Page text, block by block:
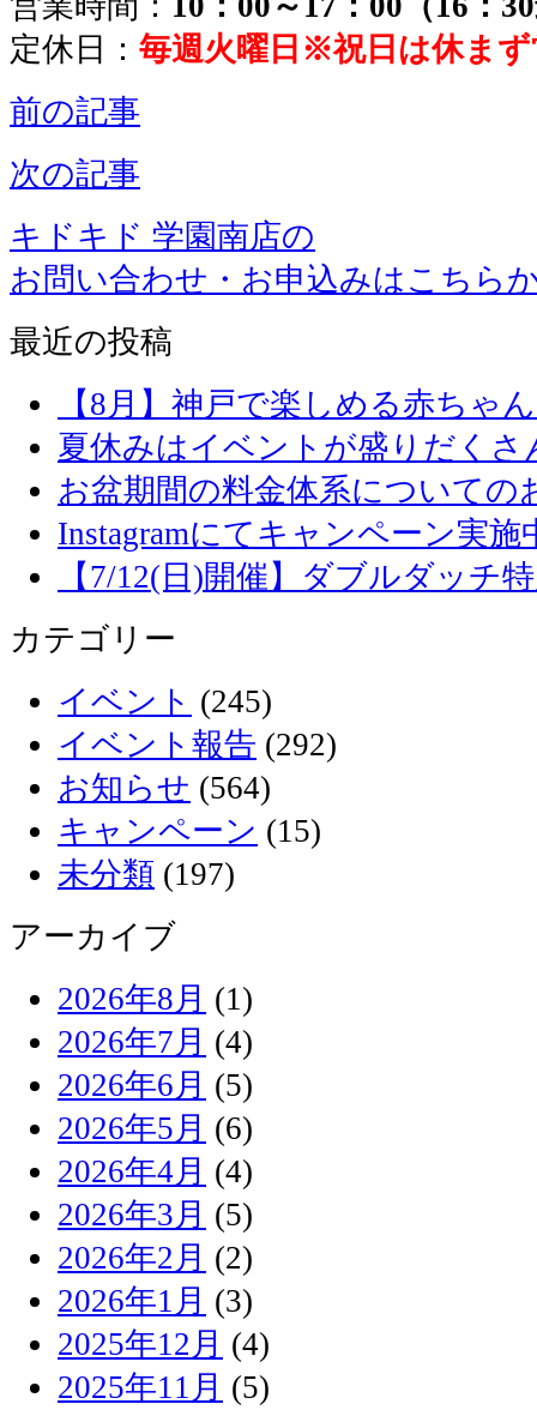
定休日： 毎週火曜日※祝日は休ま
前の記事
次の記事
キドキド 学園南店の
お問い合わせ・お申込みはこちら
最近の投稿
【8月】神戸で楽しめる赤ちゃ
夏休みはイベントが盛りだくさ
お盆期間の料金体系についての
Instagramにてキャンペーン実施
【7/12(日)開催】ダブルダッチ
カテゴリー
イベント (245)
イベント報告 (292)
お知らせ (564)
キャンペーン (15)
未分類 (197)
アーカイブ
2026年8月 (1)
2026年7月 (4)
2026年6月 (5)
2026年5月 (6)
2026年4月 (4)
2026年3月 (5)
2026年2月 (2)
2026年1月 (3)
2025年12月 (4)
2025年11月 (5)